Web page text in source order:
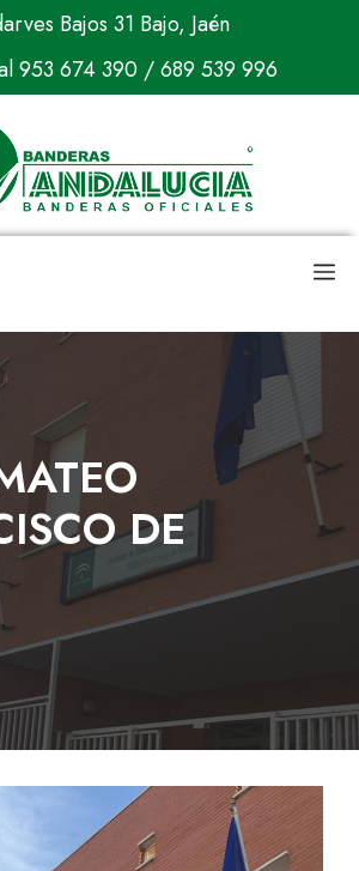
Bajos 31 Bajo, Jaén
953 674 390/689 539 996
DE